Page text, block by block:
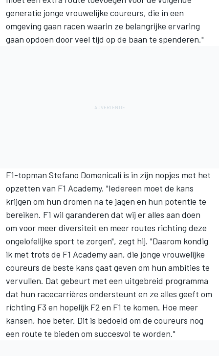
generatie jonge vrouwelijke coureurs, die in een
omgeving gaan racen waarin ze belangrijke ervaring
gaan opdoen door veel tijd op de baan te spenderen."
F1-topman Stefano Domenicali is in zijn nopjes met het
opzetten van F1 Academy. "Iedereen moet de kans
krijgen om hun dromen na te jagen en hun potentie te
bereiken. F1 wil garanderen dat wij er alles aan doen
om voor meer diversiteit en meer routes richting deze
ongelofelijke sport te zorgen", zegt hij. "Daarom kondig
ik met trots de F1 Academy aan, die jonge vrouwelijke
coureurs de beste kans gaat geven om hun ambities te
vervullen. Dat gebeurt met een uitgebreid programma
dat hun racecarrières ondersteunt en ze alles geeft om
richting F3 en hopelijk F2 en F1 te komen. Hoe meer
kansen, hoe beter. Dit is bedoeld om de coureurs nog
een route te bieden om succesvol te worden."